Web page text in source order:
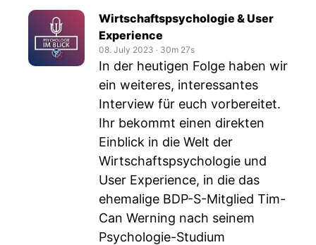
Wirtschaftspsychologie & User
Experience
08. July 2023 ‧ 30m 27s
In der heutigen Folge haben wir
ein weiteres, interessantes
Interview für euch vorbereitet.
Ihr bekommt einen direkten
Einblick in die Welt der
Wirtschaftspsychologie und
User Experience, in die das
ehemalige BDP-S-Mitglied Tim-
Can Werning nach seinem
Psychologie-Studium